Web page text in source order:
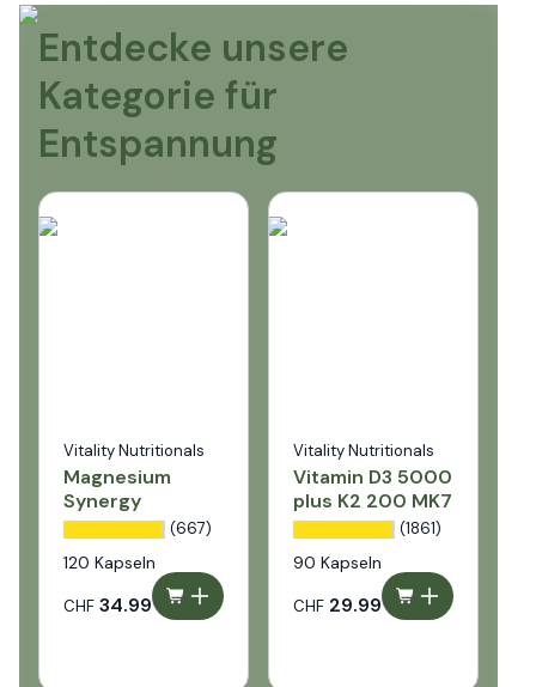
Entdecke unsere
Kategorie für
Entspannung
Vitality Nutritionals
Magnesium
Synergy
(667)
120 Kapseln
CHF 34.99
Vitality Nutritionals
Vitamin D3 5000
plus K2 200 MK7
(1861)
90 Kapseln
CHF 29.99